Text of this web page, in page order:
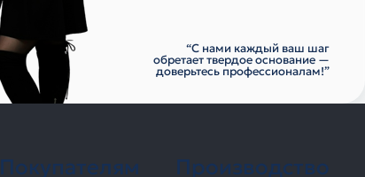
“С нами каждый ваш шаг
обретает твердое основание —
доверьтесь профессионалам!”
Покупателям Производство